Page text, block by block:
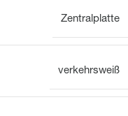
Zentralplatte
verkehrsweiß